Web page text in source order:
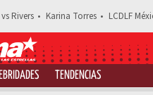
Rivers Karina Torres LCDLF
TENDENCIAS
Comparte esta noticia